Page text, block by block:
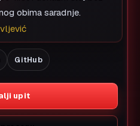
obima saradnje.
GitHub
upit